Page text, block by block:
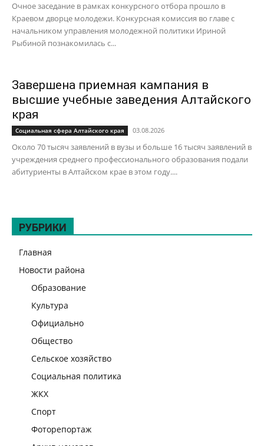
Очное заседание в рамках конкурсного отбора прошло в
Краевом дворце молодежи. Конкурсная комиссия во главе с
начальником управления молодежной политики Ириной
Рыбиной познакомилась с...
Завершена приемная кампания в
высшие учебные заведения Алтайского
края
Социальная сфера Алтайского края 03.08.2026
Около 70 тысяч заявлений в вузы и больше 16 тысяч заявлений в
учреждения среднего профессионального образования подали
абитуриенты в Алтайском крае в этом году....
РУБРИКИ
Главная
Новости района
Образование
Культура
Официально
Общество
Сельское хозяйство
Социальная политика
ЖКХ
Спорт
Фоторепортаж